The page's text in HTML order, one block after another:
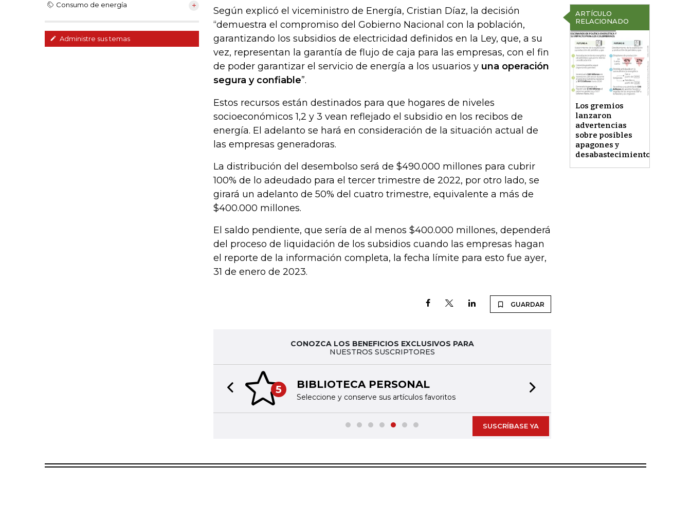
Consumo de energía
Administre sus temas
ARTÍCULO
RELACIONADO
Los gremios
lanzaron
advertencias
sobre posibles
apagones y
desabastecimiento
Según explicó el viceministro de Energía, Cristian Díaz, la decisión
“demuestra el compromiso del Gobierno Nacional con la población,
garantizando los subsidios de electricidad definidos en la Ley, que, a su
vez, representan la garantía de flujo de caja para las empresas, con el fin
de poder garantizar el servicio de energía a los usuarios y una operación
segura y confiable”.
Estos recursos están destinados para que hogares de niveles
socioeconómicos 1,2 y 3 vean reflejado el subsidio en los recibos de
energía. El adelanto se hará en consideración de la situación actual de
las empresas generadoras.
La distribución del desembolso será de $490.000 millones para cubrir
100% de lo adeudado para el tercer trimestre de 2022, por otro lado, se
girará un adelanto de 50% del cuatro trimestre, equivalente a más de
$400.000 millones.
El saldo pendiente, que sería de al menos $400.000 millones, dependerá
del proceso de liquidación de los subsidios cuando las empresas hagan
el reporte de la información completa, la fecha límite para esto fue ayer,
31 de enero de 2023.
GUARDAR
CONOZCA LOS BENEFICIOS EXCLUSIVOS PARA
NUESTROS SUSCRIPTORES
5 BIBLIOTECA PERSONAL
Seleccione y conserve sus artículos favoritos
Previous slide
SUSCRÍBASE YA